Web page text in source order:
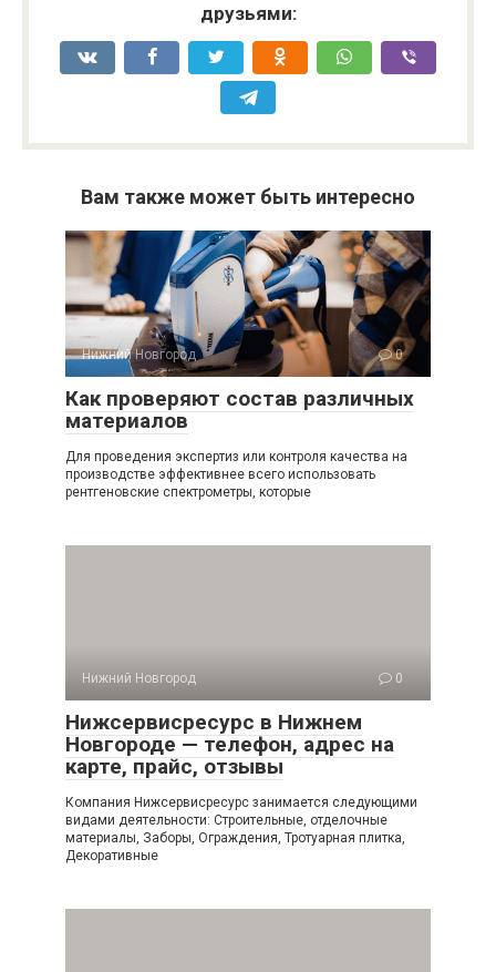
друзьями:
Вам также может быть интересно
Нижний Новгород 0
Как проверяют состав различных
материалов
Для проведения экспертиз или контроля качества на
производстве эффективнее всего использовать
рентгеновские спектрометры, которые
Нижний Новгород 0
Нижсервисресурс в Нижнем
Новгороде — телефон, адрес на
карте, прайс, отзывы
Компания Нижсервисресурс занимается следующими
видами деятельности: Строительные, отделочные
материалы, Заборы, Ограждения, Тротуарная плитка,
Декоративные